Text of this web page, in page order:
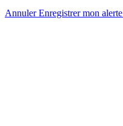
AnnulerEnregistrer mon alerte